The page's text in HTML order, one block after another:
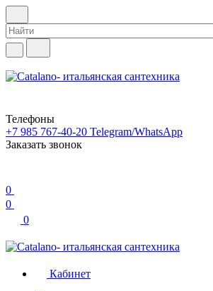
Телефоны
+7 985 767-40-20 Telegram/WhatsApp
Заказать звонок
0
0
0
Кабинет